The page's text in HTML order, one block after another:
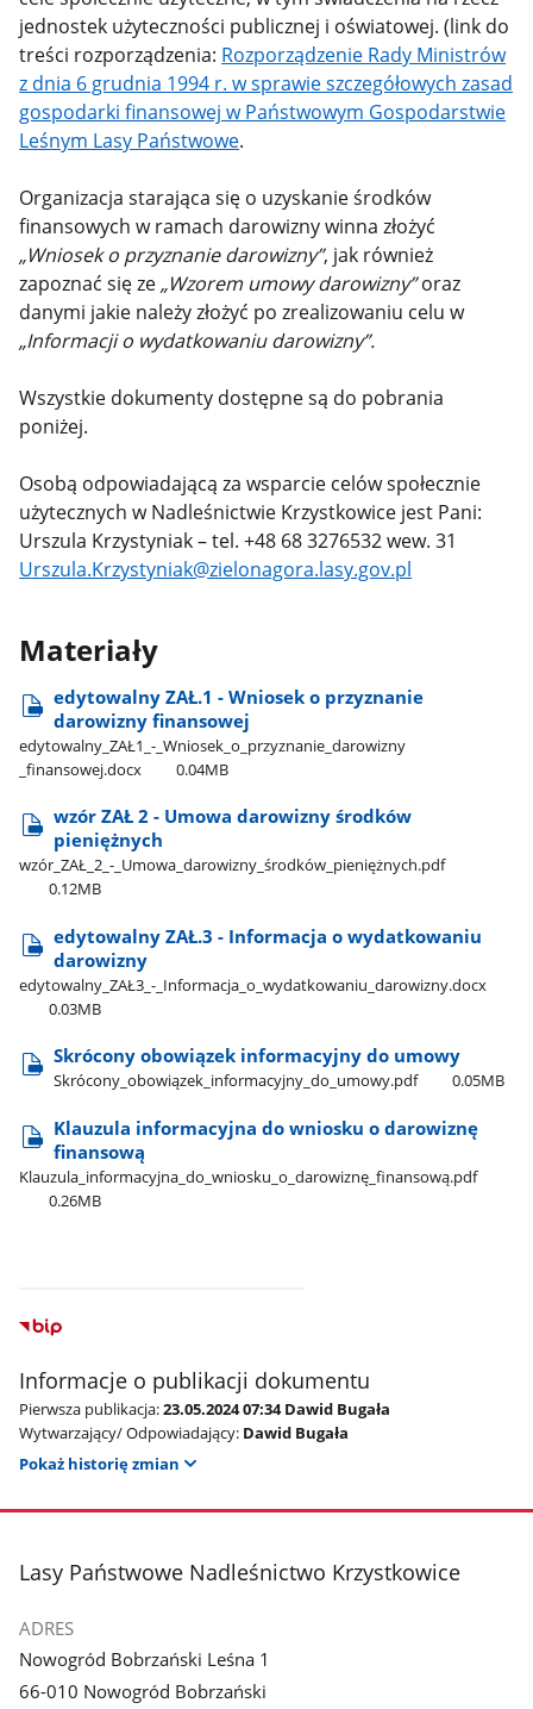
jednostek użyteczności publicznej i oświatowej. (link do
treści rozporządzenia: Rozporządzenie Rady Ministrów
z dnia 6 grudnia 1994 r. w sprawie szczegółowych zasad
gospodarki finansowej w Państwowym Gospodarstwie
Leśnym Lasy Państwowe.
Organizacja starająca się o uzyskanie środków
finansowych w ramach darowizny winna złożyć
„Wniosek o przyznanie darowizny”, jak również
zapoznać się ze„Wzorem umowy darowizny”oraz
danymi jakie należy złożyć po zrealizowaniu celu w
„Informacji o wydatkowaniu darowizny”.
Wszystkie dokumenty dostępne są do pobrania
poniżej.
Osobą odpowiadającą za wsparcie celów społecznie
użytecznych w Nadleśnictwie Krzystkowice jest Pani:
Urszula Krzystyniak – tel. +48 68 3276532 wew. 31
Urszula.Krzystyniak@zielonagora.lasy.gov.pl
Materiały
edytowalny ZAŁ.1 - Wniosek o przyznanie
darowizny finansowej
edytowalny​_ZAŁ1​_-​_Wniosek​_o​_przyznanie​_darowizny​
_finansowej.docx
0.04MB
wzór ZAŁ 2 - Umowa darowizny środków
pieniężnych
wzór​_ZAŁ​_2​_-​_Umowa​_darowizny​_środków​_pieniężnych.pdf
0.12MB
edytowalny ZAŁ.3 - Informacja o wydatkowaniu
darowizny
edytowalny​_ZAŁ3​_-​_Informacja​_o​_wydatkowaniu​_darowizny.docx
0.03MB
Skrócony obowiązek informacyjny do umowy
Skrócony​_obowiązek​_informacyjny​_do​_umowy.pdf 0.05MB
Klauzula informacyjna do wniosku o darowiznę
finansową
Klauzula​_informacyjna​_do​_wniosku​_o​_darowiznę​_finansową.pdf
0.26MB
Informacje o publikacji dokumentu
Pierwsza publikacja:23.05.2024 07:34 Dawid Bugała
Wytwarzający/ Odpowiadający: Dawid Bugała
Pokaż historię zmian
stopka
Lasy Państwowe Nadleśnictwo Krzystkowice
ADRES
Nowogród Bobrzański Leśna 1
66-010 Nowogród Bobrzański